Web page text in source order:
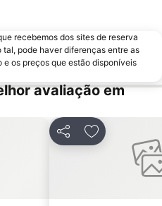
recebemos dos sites de reserva
tal, pode haver diferenças entre as
os preços que estão disponíveis
avaliação em
PartilharAdicionar